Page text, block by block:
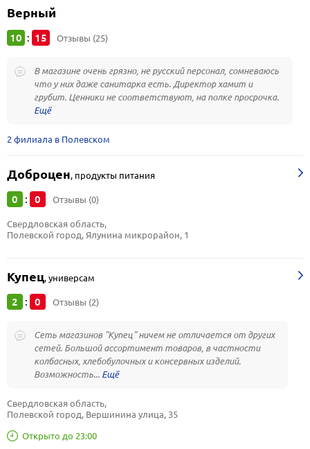
Верный
10 : 15 Отзывы (25)
В магазине очень грязно, не русский персонал, сомневаюсь
что у них даже санитарка есть. Директор хамит и
грубит. Ценники не соответствуют, на полке просрочка.
2 филиала в Полевском
Доброцен, продукты питания
0 : 0 Отзывы (0)
Свердловская область,
Полевской город, Ялунина микрорайон, 1
Купец,универсам
2 : 0 Отзывы (2)
Сеть магазинов "Купец" ничем не отличается от других
сетей. Большой ассортимент товаров, в частности
колбасных, хлебобулочных и консервных изделий.
Возможность...
Открыто до 23:00
Свердловская область,
Полевской город, Вершинина улица, 35